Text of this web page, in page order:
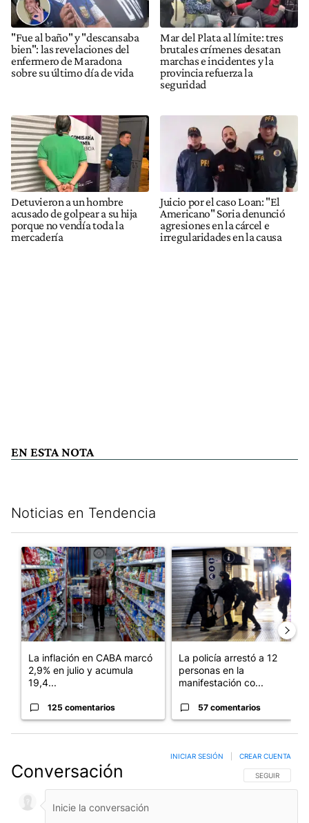
"Fue al baño" y "descansaba
bien": las revelaciones del
enfermero de Maradona
sobre su último día de vida
Mar del Plata al límite: tres
brutales crímenes desatan
marchas e incidentes y la
provincia refuerza la
seguridad
Detuvieron a un hombre
acusado de golpear a su hija
porque no vendía toda la
mercadería
Juicio por el caso Loan: "El
Americano" Soria denunció
agresiones en la cárcel e
irregularidades en la causa
EN ESTA NOTA
Noticias en Tendencia
Un artículo de tendencia con el título "La inflación en CABA
La inflación en CABA marcó
2,9% en julio y acumula
19,4...
125 comentarios
Un artículo de tendencia con
La policía arrestó a 12
personas en la
manifestación co...
57 comentarios
Conversación SIGA ESTA
SEGUIR
INICIAR SESIÓN CREAR CUENTA